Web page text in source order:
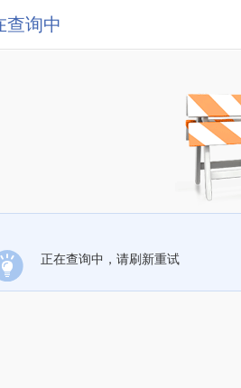
查询中
正在查询中，请刷新重试